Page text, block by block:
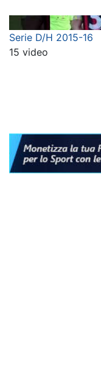
Serie D/H 2015-16
15 video